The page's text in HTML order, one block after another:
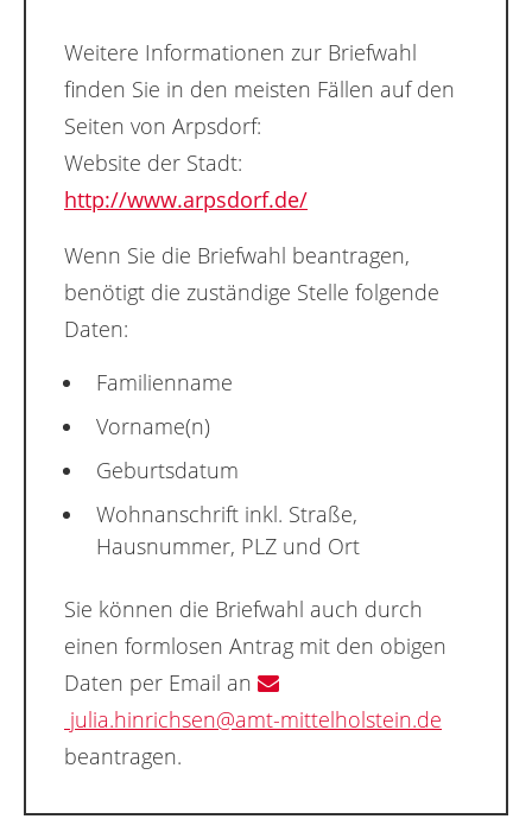
Weitere Informationen zur Briefwahl
finden Sie in den meisten Fällen auf den
Seiten von Arpsdorf:
Website der Stadt:
http://www.arpsdorf.de/
Wenn Sie die Briefwahl beantragen,
benötigt die zuständige Stelle folgende
Daten:
Familienname
Vorname(n)
Geburtsdatum
Wohnanschrift inkl. Straße,
Hausnummer, PLZ und Ort
Sie können die Briefwahl auch durch
einen formlosen Antrag mit den obigen
Daten per Email an
julia.hinrichsen@amt-mittelholstein.de
beantragen.